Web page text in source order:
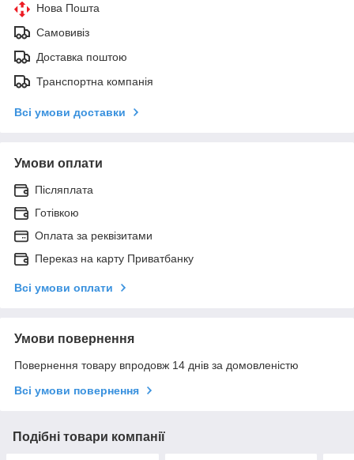
Нова Пошта
Самовивіз
Доставка поштою
Транспортна компанія
Всі умови доставки
Умови оплати
Післяплата
Готівкою
Оплата за реквізитами
Переказ на карту Приватбанку
Всі умови оплати
Умови повернення
Повернення товару впродовж 14 днів за домовленістю
Всі умови повернення
Подібні товари компанії